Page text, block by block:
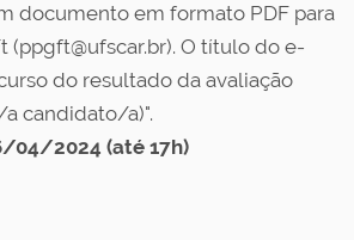
documento em formato PDF para
(ppgft@ufscar.br). O título do e-
do resultado da avaliação
candidato/a)".
04/2024 (até 17h)